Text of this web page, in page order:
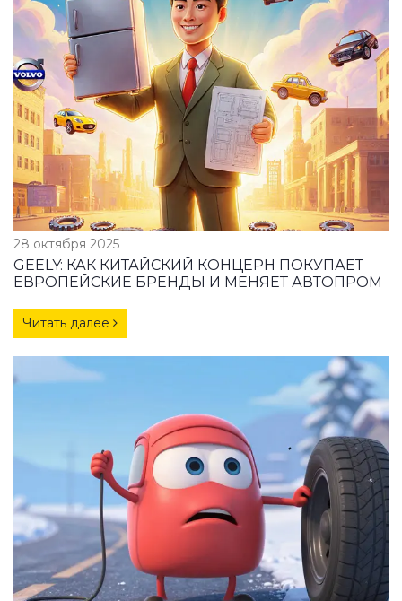
28 октября 2025
GEELY: КАК КИТАЙСКИЙ КОНЦЕРН ПОКУПАЕТ
ЕВРОПЕЙСКИЕ БРЕНДЫ И МЕНЯЕТ АВТОПРОМ
Читать далее